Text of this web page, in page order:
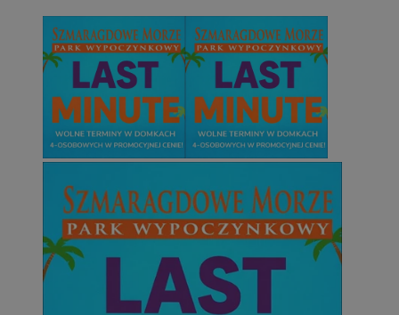
Niezbędne Wydajność Targetowanie
Niezbędne pliki cookie umożliwiają korzystanie z podstawowych
takich jak logowanie użytkownika i zarządzanie kontem. Bez
można prawidłowo korzystać ze strony internetowej.
Nazwa
Provider
Domena
SessID
mojetychy.pl
QeSessID mojetychy.pl
MvSessID mojetychy.pl
__cf_bm
Cloudflare